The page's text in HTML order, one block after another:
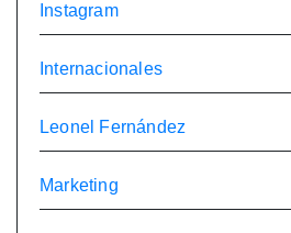
Instagram
Internacionales
Leonel Fernández
Marketing